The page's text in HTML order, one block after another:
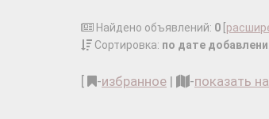
Найдено объявлений: 0
Сортировка: по дате
-избранное | -показать